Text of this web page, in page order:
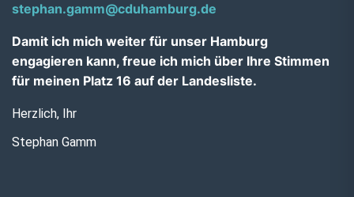
stephan.gamm@cduhamburg.de
Damit ich mich weiter für unser Hamburg
engagieren kann, freue ich mich über Ihre Stimmen
für meinen Platz 16 auf der Landesliste.
Herzlich, Ihr
Stephan Gamm